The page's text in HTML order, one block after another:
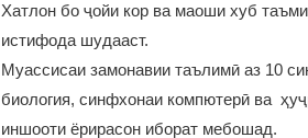
Хатлон бо ҷойи кор ва маоши хуб
истифода шудааст.
Муассисаи замонавии таълимӣ аз 10
биология, синфхонаи компютерӣ ва
иншооти ёрирасон иборат мебошад.